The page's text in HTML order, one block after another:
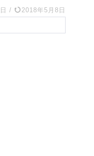
/ 2018年5月8日